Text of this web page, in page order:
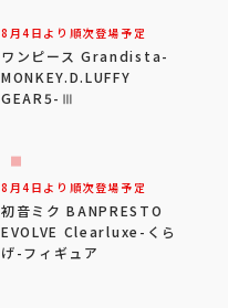
8月4日より順次登場予定
ワンピース Grandista-
MONKEY.D.LUFFY
GEAR5-Ⅲ
8月4日より順次登場予定
初音ミク BANPRESTO
EVOLVE Clearluxe-くら
げ-フィギュア